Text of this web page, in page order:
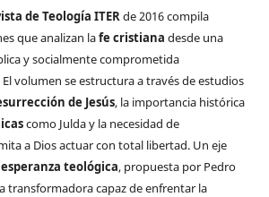
de Teología ITERde 2016 compila
que analizan lafe cristiana desde una
y socialmente comprometida
El volumen se estructura a través de estudios
de Jesús, la importancia histórica
como Julda y la necesidad de
a Dios actuar con total libertad. Un eje
esperanza teológica, propuesta por Pedro
transformadora capaz de enfrentar la